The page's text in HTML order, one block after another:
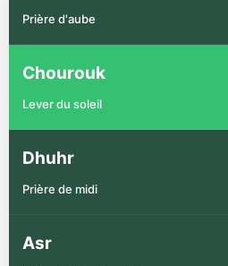
Prière d'aube
Chourouk
Lever du soleil
Dhuhr
Prière de midi
Asr